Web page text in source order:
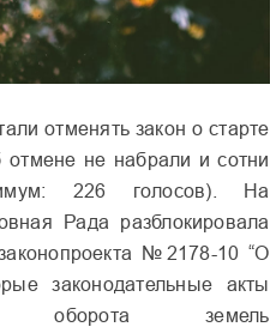
отменять закон о старте
отмене не набрали и сотни
226 голосов). На
Рада разблокировала
№2178-10 “О
законодательные акты
оборота земель